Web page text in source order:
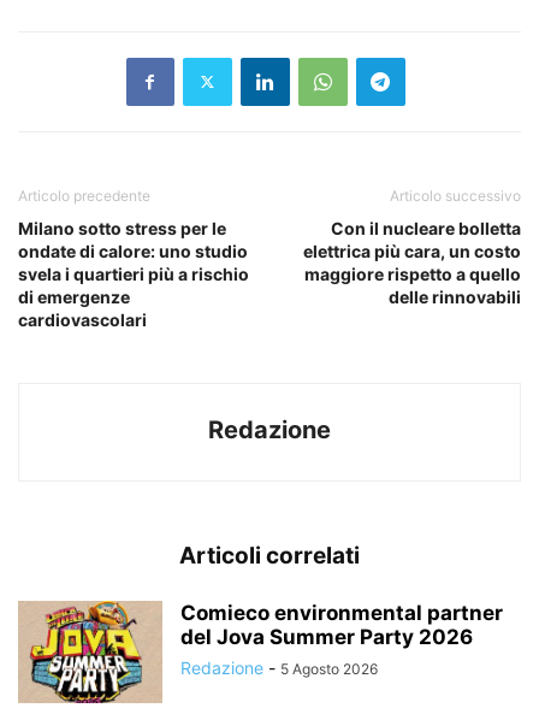
Articolo precedente
Milano sotto stress per le
ondate di calore: uno studio
svela i quartieri più a rischio
di emergenze
cardiovascolari
Articolo successivo
Con il nucleare bolletta
elettrica più cara, un costo
maggiore rispetto a quello
delle rinnovabili
Redazione
Articoli correlati
Comieco environmental partner
del Jova Summer Party 2026
Redazione - 5 Agosto 2026